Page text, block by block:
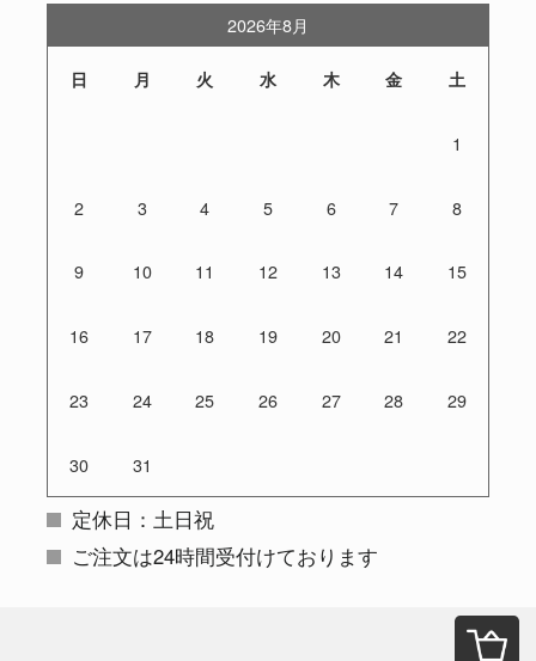
2026年8月
日 月 火 水 木 金 土
1
2 3 4 5 6 7 8
9 10 11 12 13 14 15
16 17 18 19 20 21 22
23 24 25 26 27 28 29
30 31
定休日：土日祝
ご注文は24時間受付けております